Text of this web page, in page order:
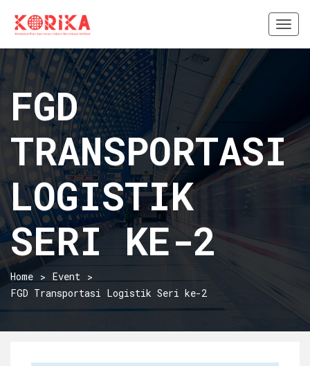
FGD
TRANSPORTASI
LOGISTIK
SERI KE-2
Home
Event
FGD Transportasi Logistik Seri ke-2